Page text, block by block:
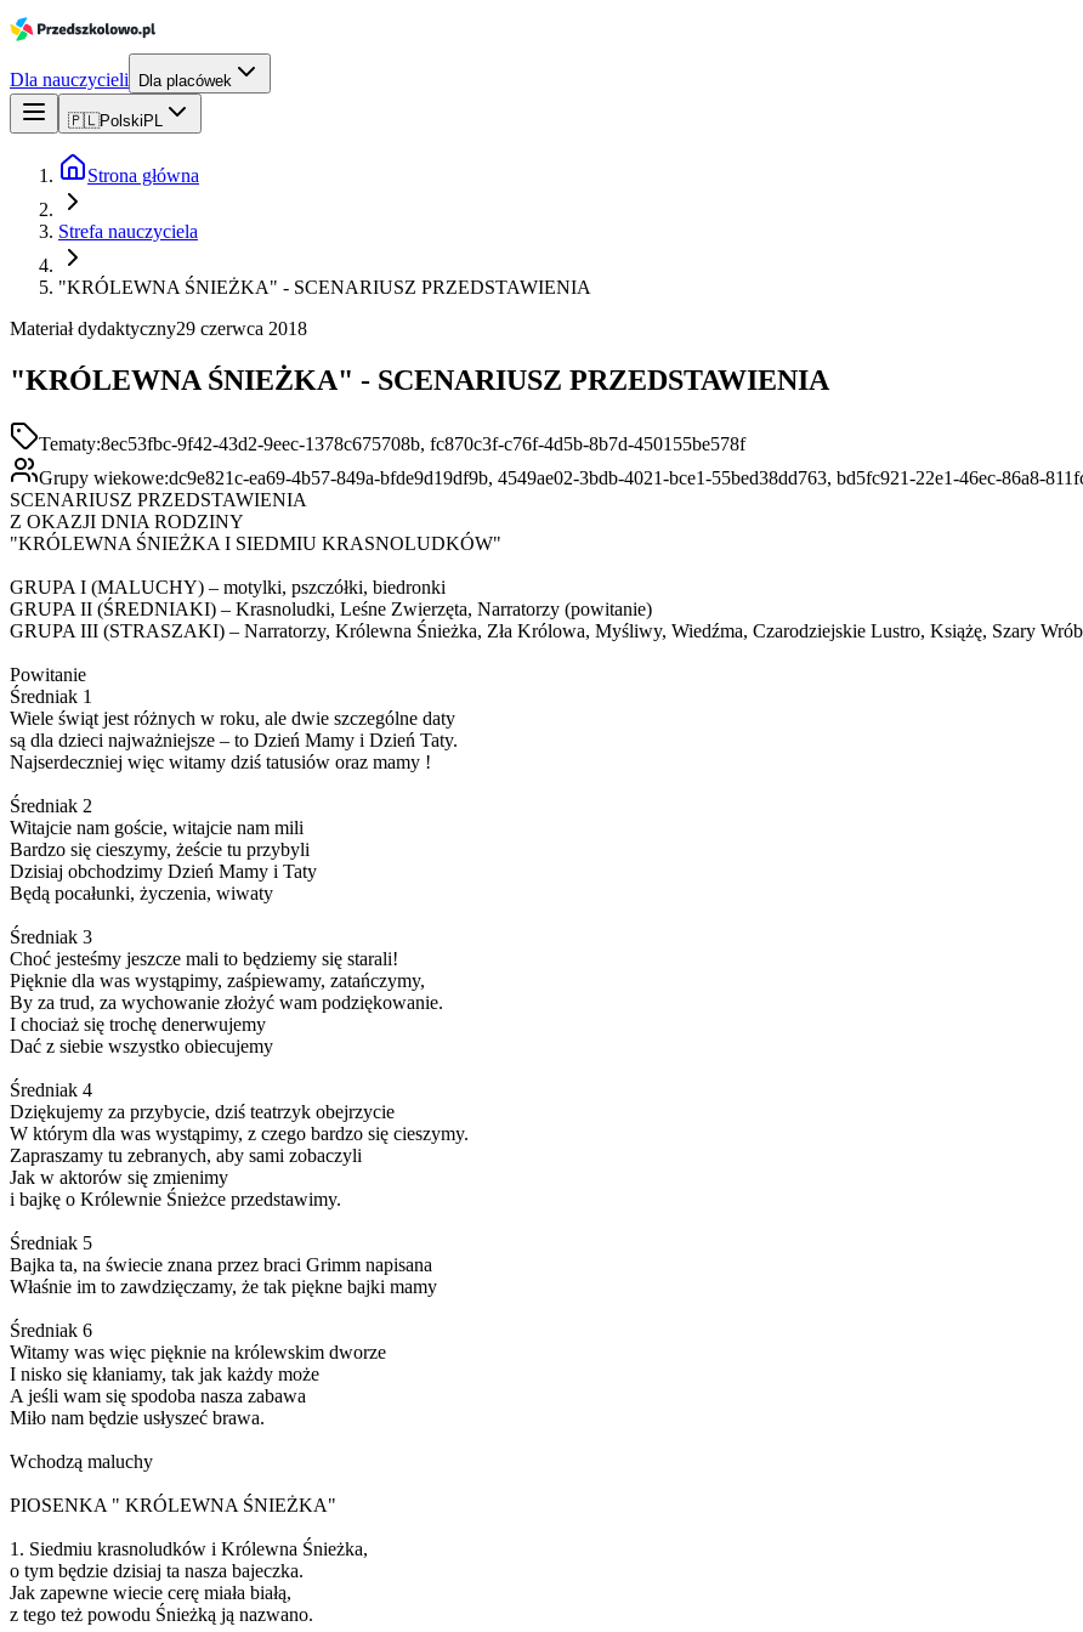
Dla nauczycieli Dla placówek
🇵🇱Polski PL
Strona główna
Strefa nauczyciela
"KRÓLEWNA ŚNIEŻKA" - SCENARIUSZ PRZEDSTAWIENIA
Materiał dydaktyczny29 czerwca 2018
"KRÓLEWNA ŚNIEŻKA" - SCENARIUSZ PRZEDSTAWIENIA
Tematy:8ec53fbc-9f42-43d2-9eec-1378c675708b, fc870c3f-c76f-4d5b-8b7d-450155be578f
Grupy wiekowe:dc9e821c-ea69-4b57-849a-bfde9d19df9b, 4549ae02-3bdb-4021-bce1-55bed38dd763, bd5fc921-22e1-46ec-86a8-
SCENARIUSZ PRZEDSTAWIENIA
Z OKAZJI DNIA RODZINY
"KRÓLEWNA ŚNIEŻKA I SIEDMIU KRASNOLUDKÓW"
GRUPA I (MALUCHY) – motylki, pszczółki, biedronki
GRUPA II (ŚREDNIAKI) – Krasnoludki, Leśne Zwierzęta, Narratorzy (powitanie)
GRUPA III (STRASZAKI) – Narratorzy, Królewna Śnieżka, Zła Królowa, Myśliwy, Wiedźma, Czarodziejskie Lustro, Książę, Szary
Powitanie
Średniak 1
Wiele świąt jest różnych w roku, ale dwie szczególne daty
są dla dzieci najważniejsze – to Dzień Mamy i Dzień Taty.
Najserdeczniej więc witamy dziś tatusiów oraz mamy !
Średniak 2
Witajcie nam goście, witajcie nam mili
Bardzo się cieszymy, żeście tu przybyli
Dzisiaj obchodzimy Dzień Mamy i Taty
Będą pocałunki, życzenia, wiwaty
Średniak 3
Choć jesteśmy jeszcze mali to będziemy się starali!
Pięknie dla was wystąpimy, zaśpiewamy, zatańczymy,
By za trud, za wychowanie złożyć wam podziękowanie.
I chociaż się trochę denerwujemy
Dać z siebie wszystko obiecujemy
Średniak 4
Dziękujemy za przybycie, dziś teatrzyk obejrzycie
W którym dla was wystąpimy, z czego bardzo się cieszymy.
Zapraszamy tu zebranych, aby sami zobaczyli
Jak w aktorów się zmienimy
i bajkę o Królewnie Śnieżce przedstawimy.
Średniak 5
Bajka ta, na świecie znana przez braci Grimm napisana
Właśnie im to zawdzięczamy, że tak piękne bajki mamy
Średniak 6
Witamy was więc pięknie na królewskim dworze
I nisko się kłaniamy, tak jak każdy może
A jeśli wam się spodoba nasza zabawa
Miło nam będzie usłyszeć brawa.
Wchodzą maluchy
PIOSENKA " KRÓLEWNA ŚNIEŻKA"
1. Siedmiu krasnoludków i Królewna Śnieżka,
o tym będzie dzisiaj ta nasza bajeczka.
Jak zapewne wiecie cerę miała białą,
z tego też powodu Śnieżką ją nazwano.